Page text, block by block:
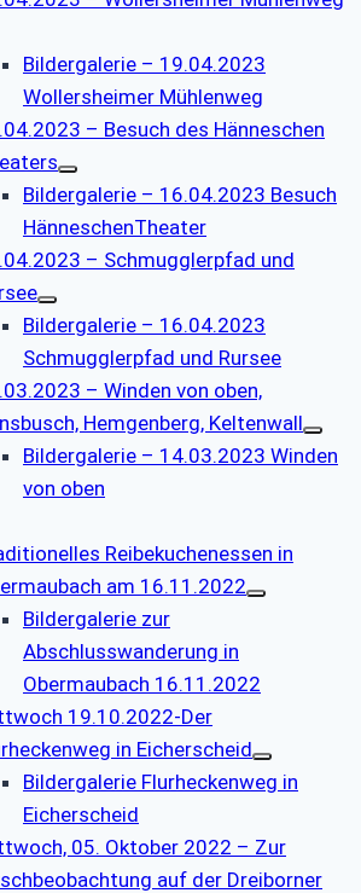
Bildergalerie – 19.04.2023
Wollersheimer Mühlenweg
– Besuch des Hänneschen
Bildergalerie – 16.04.2023 Besuch
HänneschenTheater
– Schmugglerpfad und
Bildergalerie – 16.04.2023
Schmugglerpfad und Rursee
– Winden von oben,
Hemgenberg, Keltenwall
Bildergalerie – 14.03.2023 Winden
von oben
Reibekuchenessen in
am 16.11.2022
Bildergalerie zur
Abschlusswanderung in
Obermaubach 16.11.2022
19.10.2022-Der
in Eicherscheid
Bildergalerie Flurheckenweg in
Eicherscheid
05. Oktober 2022 – Zur
auf der Dreiborner